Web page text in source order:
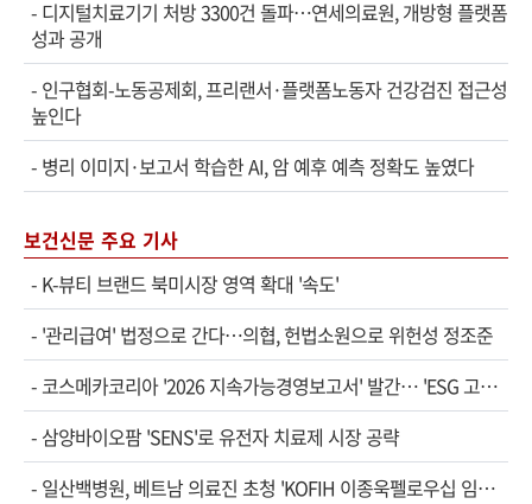
- 디지털치료기기 처방 3300건 돌파…연세의료원, 개방형 플랫폼
성과 공개
- 인구협회-노동공제회, 프리랜서·플랫폼노동자 건강검진 접근성
높인다
- 병리 이미지·보고서 학습한 AI, 암 예후 예측 정확도 높였다
보건신문 주요 기사
- K-뷰티 브랜드 북미시장 영역 확대 '속도'
- '관리급여' 법정으로 간다…의협, 헌법소원으로 위헌성 정조준
- 코스메카코리아 '2026 지속가능경영보고서' 발간… 'ESG 고…
- 삼양바이오팜 'SENS'로 유전자 치료제 시장 공략
- 일산백병원, 베트남 의료진 초청 'KOFIH 이종욱펠로우십 임…